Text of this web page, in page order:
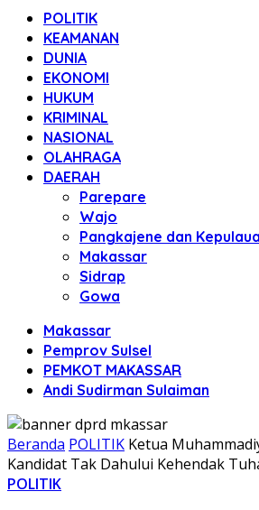
POLITIK
KEAMANAN
DUNIA
EKONOMI
HUKUM
KRIMINAL
NASIONAL
OLAHRAGA
DAERAH
Parepare
Wajo
Pangkajene dan
Makassar
Sidrap
Gowa
Makassar
Pemprov Sulsel
PEMKOT MAKASSAR
Andi Sudirman Sulaiman
Beranda POLITIK Ketua
Kandidat Tak Dahului Kehendak
POLITIK